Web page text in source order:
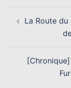
D’ARTICLE
La Route